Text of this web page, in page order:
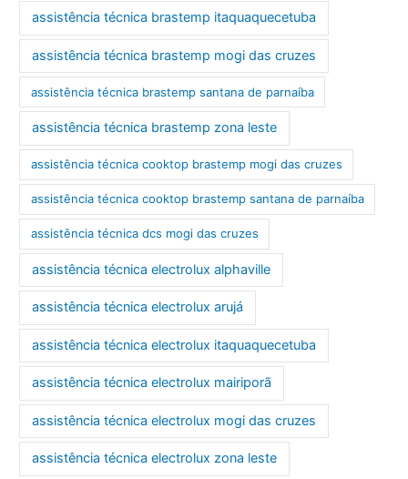
assistência técnica brastemp itaquaquecetuba
assistência técnica brastemp mogi das cruzes
assistência técnica brastemp santana de parnaíba
assistência técnica brastemp zona leste
assistência técnica cooktop brastemp mogi das cruzes
assistência técnica cooktop brastemp santana de parnaíba
assistência técnica dcs mogi das cruzes
assistência técnica electrolux alphaville
assistência técnica electrolux arujá
assistência técnica electrolux itaquaquecetuba
assistência técnica electrolux mairiporã
assistência técnica electrolux mogi das cruzes
assistência técnica electrolux zona leste